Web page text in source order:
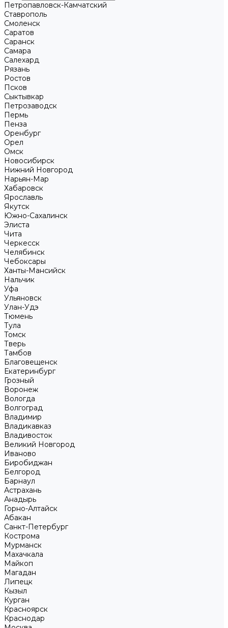
Петропавловск-Камчатский
Ставрополь
Смоленск
Саратов
Саранск
Самара
Салехард
Рязань
Ростов
Псков
Сыктывкар
Петрозаводск
Пермь
Пенза
Оренбург
Орел
Омск
Новосибирск
Нижний Новгород
Нарьян-Мар
Хабаровск
Ярославль
Якутск
Южно-Сахалинск
Элиста
Чита
Черкесск
Челябинск
Чебоксары
Ханты-Мансийск
Нальчик
Уфа
Ульяновск
Улан-Удэ
Тюмень
Тула
Томск
Тверь
Тамбов
Благовещенск
Екатеринбург
Грозный
Воронеж
Вологда
Волгоград
Владимир
Владикавказ
Владивосток
Великий Новгород
Иваново
Биробиджан
Белгород
Барнаул
Астрахань
Анадырь
Горно-Алтайск
Абакан
Санкт-Петербург
Кострома
Мурманск
Махачкала
Майкоп
Магадан
Липецк
Кызыл
Курган
Красноярск
Краснодар